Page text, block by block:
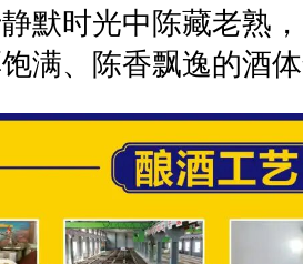
默时光中陈藏老熟
满、陈香飘逸的酒